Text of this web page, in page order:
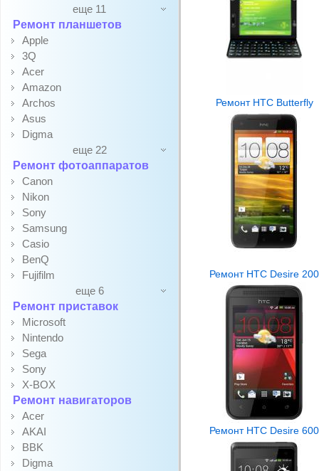
еще 11
Ремонт планшетов
Apple
3Q
Acer
Amazon
Archos
Asus
Digma
еще 22
Ремонт фотоаппаратов
Canon
Nikon
Sony
Samsung
Casio
BenQ
Fujifilm
еще 6
Ремонт приставок
Microsoft
Nintendo
Sega
Sony
X-BOX
Ремонт навигаторов
Acer
AKAI
BBK
Digma
Ремонт HTC Butterfly
Ремонт HTC Desire 200
Ремонт HTC Desire 600